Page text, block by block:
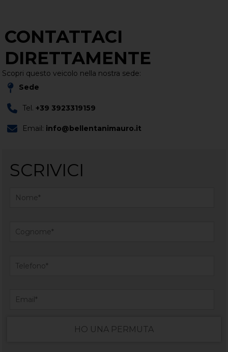
CONTATTACI
DIRETTAMENTE
Scopri questo veicolo nella nostra sede:
Sede
Tel.+39 3923319159
Email: info@bellentanimauro.it
SCRIVICI
HO UNA PERMUTA